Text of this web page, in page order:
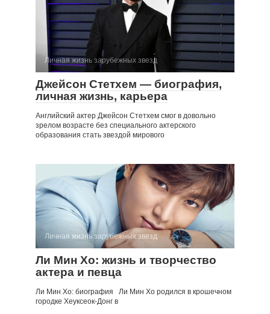
Личная жизнь зарубежных звезд
Джейсон Стетхем — биография,
личная жизнь, карьера
Английский актер Джейсон Стетхем смог в довольно
зрелом возрасте без специального актерского
образования стать звездой мирового
Личная жизнь зарубежных звезд
Ли Мин Хо: жизнь и творчество
актера и певца
Ли Мин Хо: биография Ли Мин Хо родился в крошечном
городке Хеуксеок-Донг в